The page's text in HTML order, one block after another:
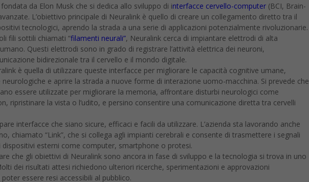
fondata da Elon Musk che si dedica allo sviluppo di interfacce cervello-computer (BCI, Brain-
L’obiettivo principale di Neuralink è quello di creare un collegamento diretto tra il
tecnologici, aprendo la strada a una serie di applicazioni potenzialmente rivoluzionarie.
fili sottili chiamati “filamenti neurali”, Neuralink cerca di impiantare elettrodi di alta
Questi elettrodi sono in grado di registrare l’attività elettrica dei neuroni,
bidirezionale tra il cervello e il mondo digitale.
è quella di utilizzare queste interfacce per migliorare le capacità cognitive umane,
e aprire la strada a nuove forme di interazione uomo-macchina. Si prevede che
essere utilizzate per migliorare la memoria, affrontare disturbi neurologici come
ripristinare la vista o l’udito, e persino consentire una comunicazione diretta tra cervelli
interfacce che siano sicure, efficaci e facili da utilizzare. L’azienda sta lavorando anche
chiamato “Link”, che si collega agli impianti cerebrali e consente di trasmettere i segnali
dispositivi esterni come computer, smartphone o protesi.
che gli obiettivi di Neuralink sono ancora in fase di sviluppo e la tecnologia si trova in uno
dei risultati attesi richiedono ulteriori ricerche, sperimentazioni e approvazioni
essere resi accessibili al pubblico.